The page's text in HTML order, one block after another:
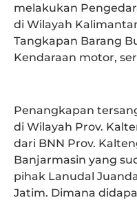
melakukan
di Wilayah
Tangkapan Barang
Kendaraan motor,
Penangkapan
di Wilayah Prov.
dari BNN Prov.
Banjarmasin yang
pihak Lanudal
Jatim. Dimana